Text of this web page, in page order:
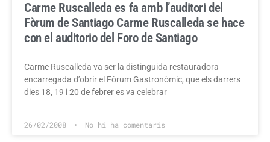
Carme Ruscalleda es fa amb l’auditori del
Fòrum de Santiago Carme Ruscalleda se hace
con el auditorio del Foro de Santiago
Carme Ruscalleda va ser la distinguida restauradora
encarregada d’obrir el Fòrum Gastronòmic, que els darrers
dies 18, 19 i 20 de febrer es va celebrar
26/02/2008 No hi ha comentaris